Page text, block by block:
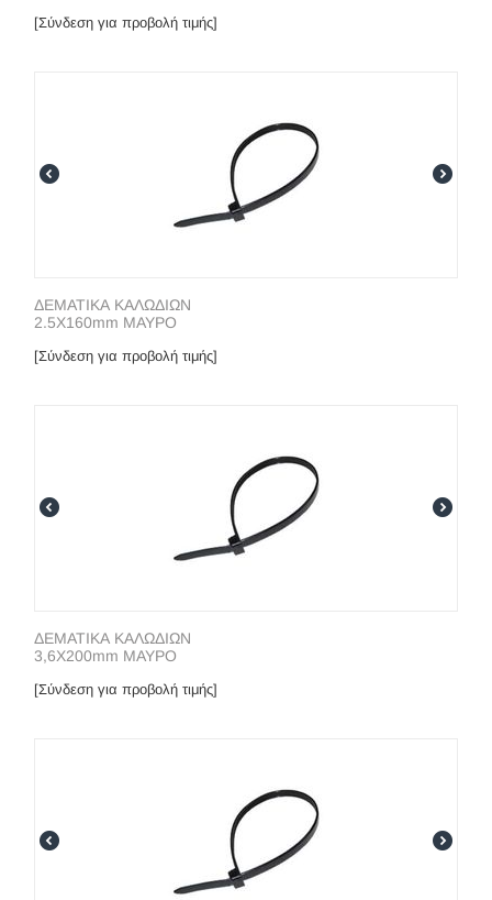
[Σύνδεση για προβολή τιμής]
ΔΕΜΑΤΙΚΑ ΚΑΛΩΔΙΩΝ
2.5X160mm ΜΑΥΡΟ
[Σύνδεση για προβολή τιμής]
ΔΕΜΑΤΙΚΑ ΚΑΛΩΔΙΩΝ
3,6X200mm ΜΑΥΡΟ
[Σύνδεση για προβολή τιμής]